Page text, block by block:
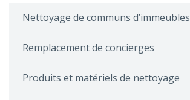
Nettoyage de communs d’immeubles
Remplacement de concierges
Produits et matériels de nettoyage